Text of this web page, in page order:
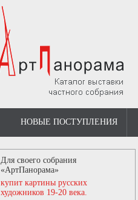
НОВЫЕ ПОСТУПЛЕНИЯ
Для своего собрания
«АртПанорама»
купит картины русских
художников 19-20 века.